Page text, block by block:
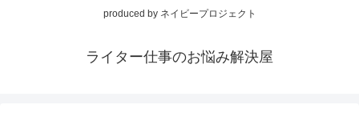
produced by ネイビープロジェクト
ライター仕事のお悩み解決屋